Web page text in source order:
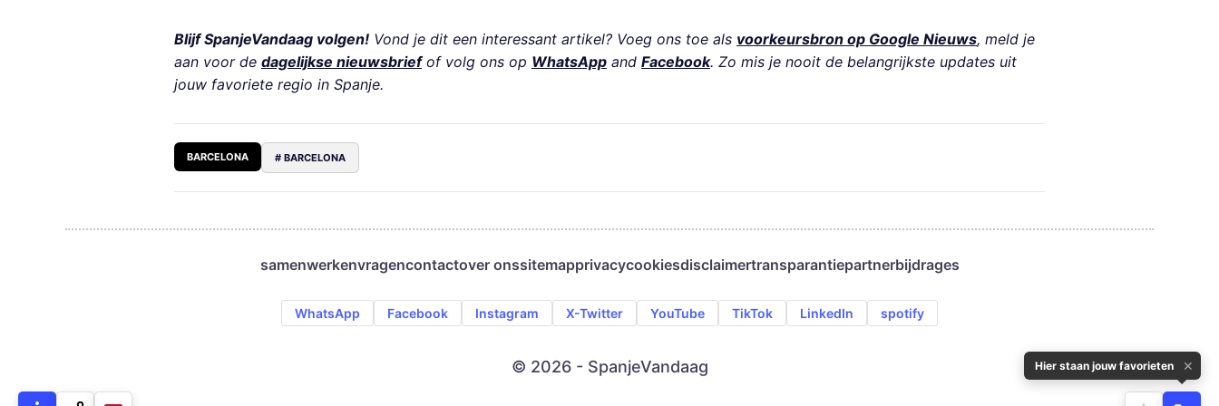
Blijf SpanjeVandaag volgen! Vond je dit een interessant artikel? Voeg ons toe als voorkeursbron op Google Nieuws, meld je
aan voor de dagelijkse nieuwsbriefof volg ons op WhatsApp and Facebook. Zo mis je nooit de belangrijkste updates uit
jouw favoriete regio in Spanje.
BARCELONA # BARCELONA
samenwerkenvragencontactover onssitemapprivacycookiesdisclaimertransparantiepartnerbijdrages
WhatsApp Facebook Instagram X-Twitter YouTube TikTok LinkedIn spotify
© 2026 - SpanjeVandaag Hier staan jouw favorieten ✕